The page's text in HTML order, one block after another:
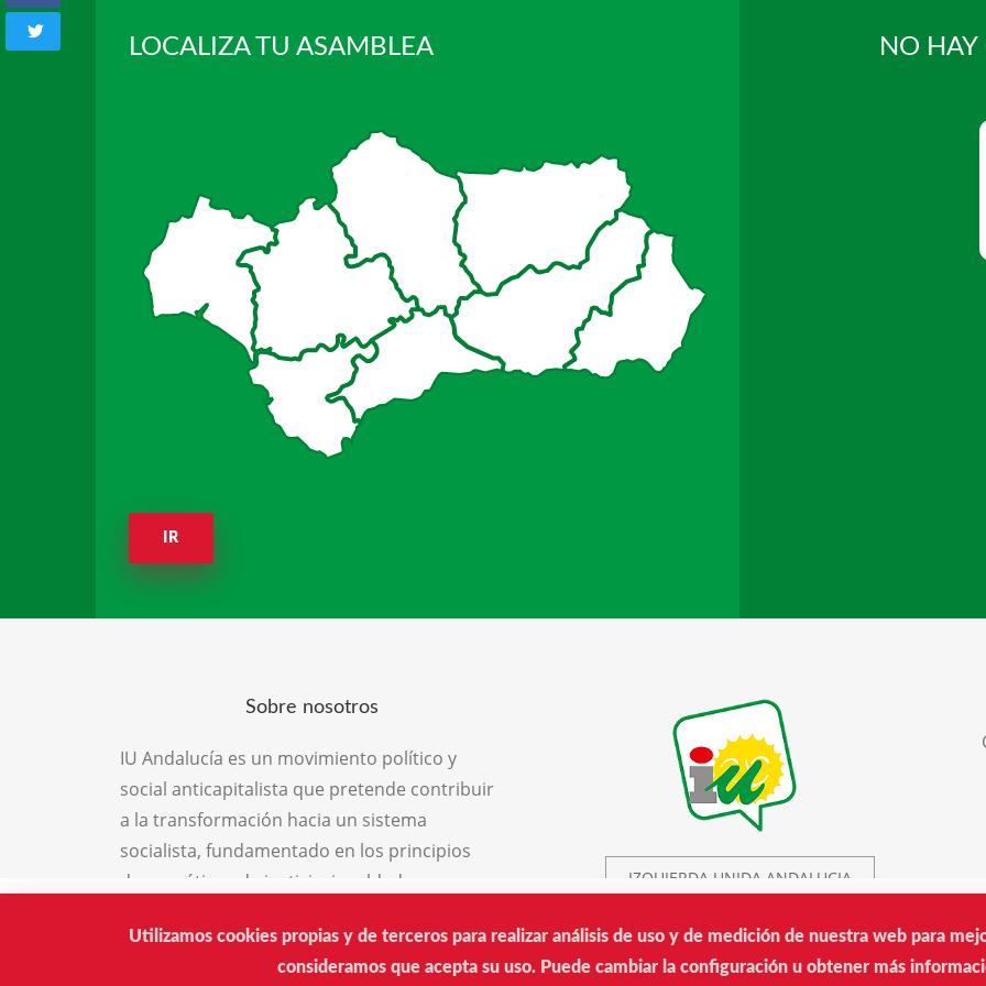
Utilizamos cookies propias y de terceros para realizar análisis de uso y de medición de nuestra web para
consideramos que acepta su uso. Puede cambiar la configuración u obtener más
LOCALIZA TU ASAMBLEA
IR
NO HAY
Sobre nosotros
IU Andalucía es un movimiento político y
social anticapitalista que pretende contribuir
a la transformación hacia un sistema
socialista, fundamentado en los principios
democráticos de justicia, igualdad,
naturaleza, el medio ambiente y las
diferencias personales y defensora de la paz
IZQUIERDA UNIDA ANDALUCIA
IU © 2019.